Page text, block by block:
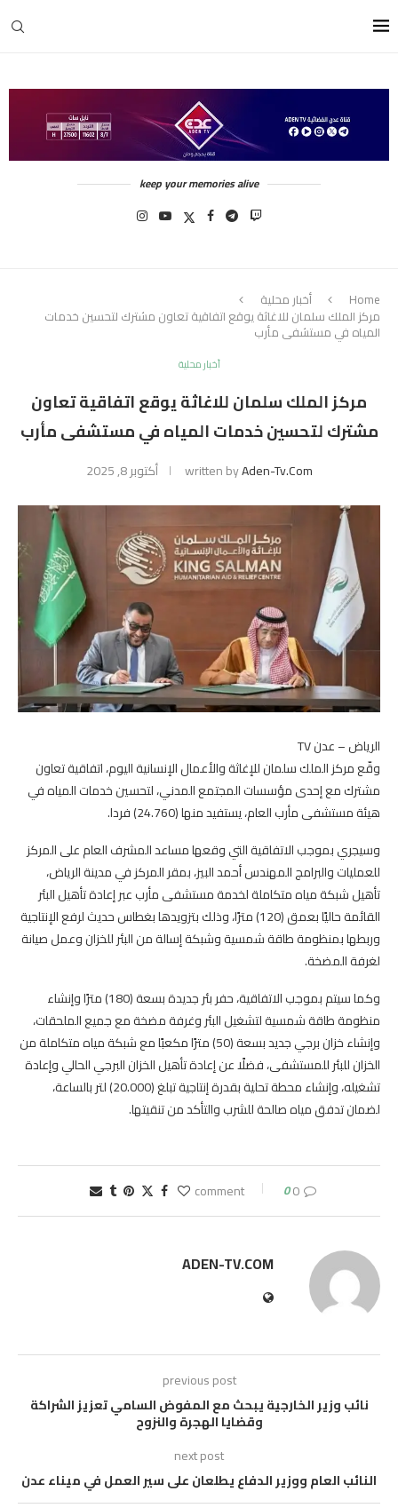
keep your memories alive
Home أخبار محلية
مركز الملك سلمان للاغاثة يوقع اتفاقية تعاون مشترك لتحسين خدمات
المياه في مستشفى مأرب
أخبار محلية
مركز الملك سلمان للاغاثة يوقع اتفاقية تعاون
مشترك لتحسين خدمات المياه في مستشفى مأرب
written byAden-Tv.com أكتوبر 8, 2025
الرياض – عدن TV
وقّع مركز الملك سلمان للإغاثة والأعمال الإنسانية اليوم، اتفاقية تعاون
مشترك مع إحدى مؤسسات المجتمع المدني، لتحسين خدمات المياه في
هيئة مستشفى مأرب العام، يستفيد منها (24.760) فردا.
وسيجري بموجب الاتفاقية التي وقعها مساعد المشرف العام على المركز
للعمليات والبرامج المهندس أحمد البيز، بمقر المركز في مدينة الرياض،
تأهيل شبكة مياه متكاملة لخدمة مستشفى مأرب عبر إعادة تأهيل البئر
القائمة حاليًا بعمق (120) مترًا، وذلك بتزويدها بغطاس حديث لرفع الإنتاجية
وربطها بمنظومة طاقة شمسية وشبكة إسالة من البئر للخزان وعمل صيانة
لغرفة المضخة.
وكما سيتم بموجب الاتفاقية، حفر بئر جديدة بسعة (180) مترًا وإنشاء
منظومة طاقة شمسية لتشغيل البئر وغرفة مضخة مع جميع الملحقات،
وإنشاء خزان برجي جديد بسعة (50) مترًا مكعبًا مع شبكة مياه متكاملة من
الخزان للبئر للمستشفى، فضلًا عن إعادة تأهيل الخزان البرجي الحالي وإعادة
تشغيله، وإنشاء محطة تحلية بقدرة إنتاجية تبلغ (20.000) لتر بالساعة،
لضمان تدفق مياه صالحة للشرب والتأكد من تنقيتها.
0 comment
0
ADEN-TV.COM
previous post
نائب وزير الخارجية يبحث مع المفوض السامي تعزيز الشراكة
وقضايا الهجرة والنزوح
next post
النائب العام ووزير الدفاع يطلعان على سير العمل في ميناء عدن